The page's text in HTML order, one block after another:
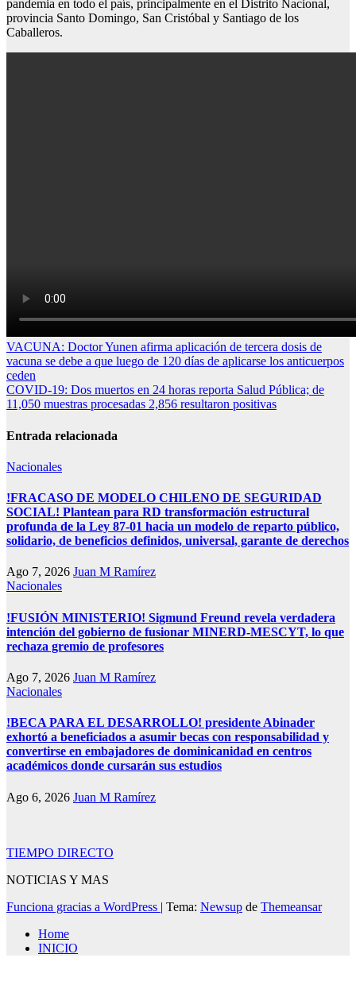
pandemia en todo el país, principalmente en el Distrito Nacional,
provincia Santo Domingo, San Cristóbal y Santiago de los
Caballeros.
Navegación
de
entradas
VACUNA: Doctor Yunen afirma aplicación de tercera dosis de
vacuna se debe a que luego de 120 días de aplicarse los anticuerpos
ceden
COVID-19: Dos muertos en 24 horas reporta Salud Pública; de
11,050 muestras procesadas 2,856 resultaron positivas
Entrada relacionada
Nacionales
!FRACASO DE MODELO CHILENO DE SEGURIDAD
SOCIAL! Plantean para RD transformación estructural
profunda de la Ley 87-01 hacia un modelo de reparto público,
solidario, de beneficios definidos, universal, garante de derechos
Ago 7, 2026 Juan M Ramírez
Nacionales
!FUSIÓN MINISTERIO! Sigmund Freund revela verdadera
intención del gobierno de fusionar MINERD-MESCYT, lo que
rechaza gremio de profesores
Ago 7, 2026 Juan M Ramírez
Nacionales
!BECA PARA EL DESARROLLO! presidente Abinader
exhortó a beneficiados a asumir becas con responsabilidad y
convertirse en embajadores de dominicanidad en centros
académicos donde cursarán sus estudios
Ago 6, 2026 Juan M Ramírez
TIEMPO DIRECTO
NOTICIAS Y MAS
Funciona gracias a WordPress | Tema: Newsup de Themeansar
Home
INICIO